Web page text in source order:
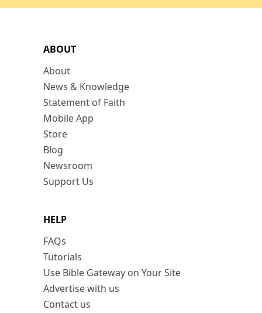
ABOUT
About
News & Knowledge
Statement of Faith
Mobile App
Store
Blog
Newsroom
Support Us
HELP
FAQs
Tutorials
Use Bible Gateway on Your Site
Advertise with us
Contact us